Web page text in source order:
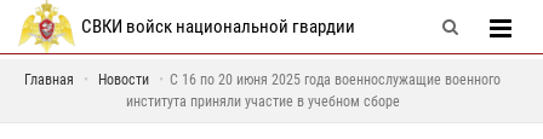
СВКИ войск национальной гвардии
Главная Новости
С 16 по 20 июня 2025 года военнослужащие военного
института приняли участие в учебном сборе